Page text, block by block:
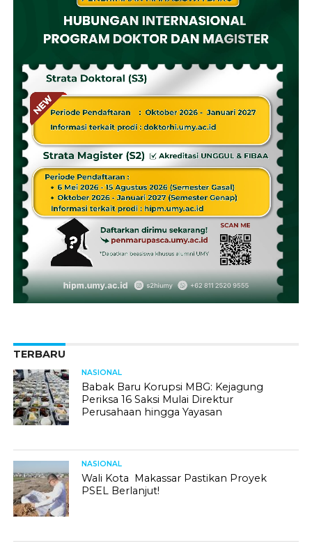
TERBARU
NASIONAL
Babak Baru Korupsi MBG: Kejagung
Periksa 16 Saksi Mulai Direktur
Perusahaan hingga Yayasan
NASIONAL
Wali Kota Makassar Pastikan Proyek
PSEL Berlanjut!